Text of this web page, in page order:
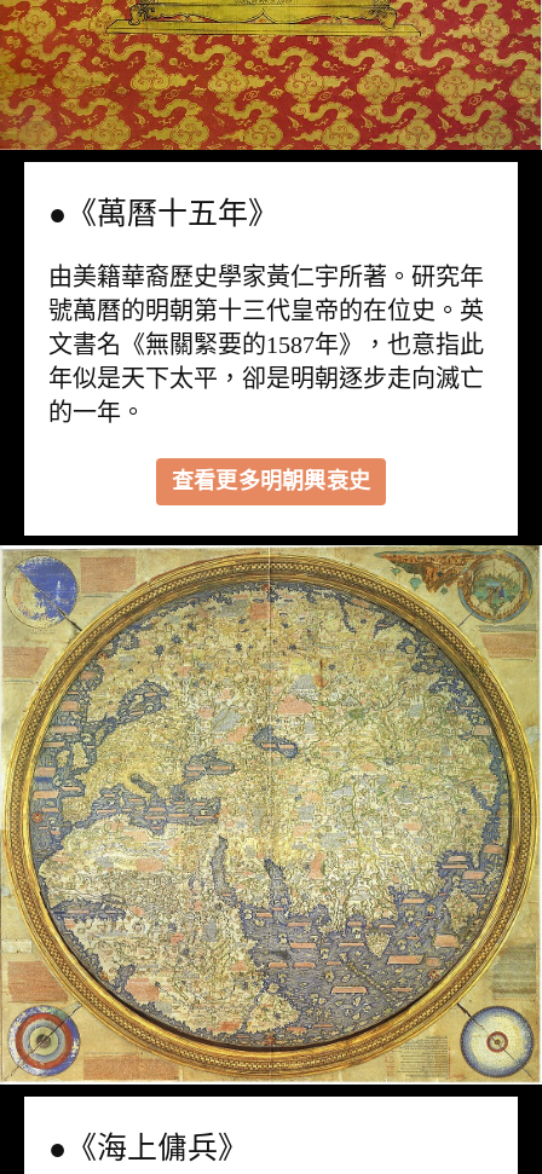
●《萬曆十五年》
由美籍華裔歷史學家黃仁宇所著。研究年
號萬曆的明朝第十三代皇帝的在位史。英
文書名《無關緊要的1587年》，也意指此
年似是天下太平，卻是明朝逐步走向滅亡
的一年。
查看更多明朝興衰史
●《海上傭兵》